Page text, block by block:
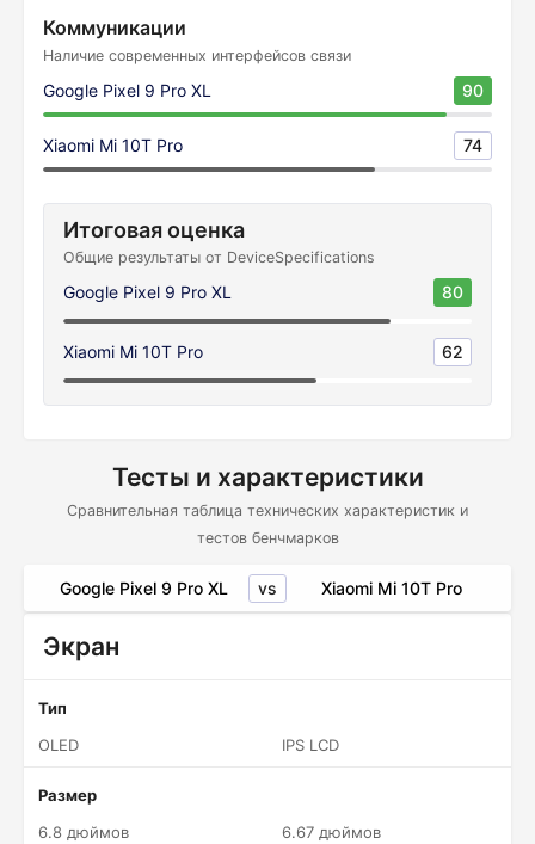
Коммуникации
Наличие современных интерфейсов связи
Google Pixel 9 Pro XL 90
Xiaomi Mi 10T Pro 74
Итоговая оценка
Общие результаты от DeviceSpecifications
Google Pixel 9 Pro XL 80
Xiaomi Mi 10T Pro 62
Тесты и характеристики
Сравнительная таблица технических характеристик и
тестов бенчмарков
Google Pixel 9 Pro XL vs Xiaomi Mi 10T Pro
Экран
Тип
OLED
IPS LCD
Размер
6.8 дюймов
6.67 дюймов